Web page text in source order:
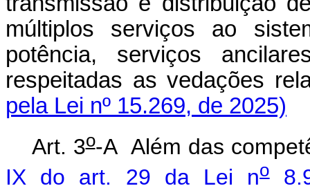
múltiplos serviços ao
potência, serviços
respeitadas as
pela Lei nº 15.269, de 2025)
Art. 3o-A Além das
IX do art. 29 da Lei no